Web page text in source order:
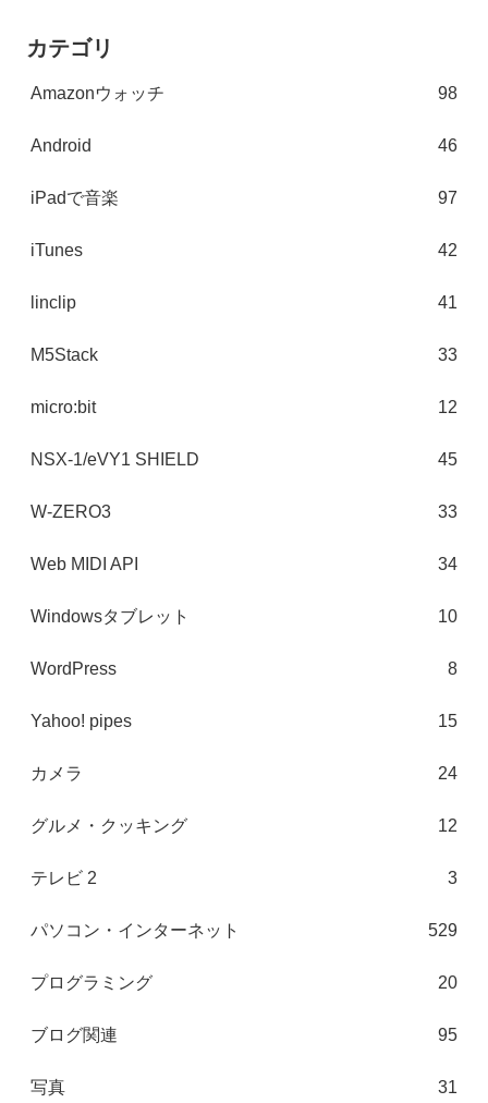
カテゴリ
Amazonウォッチ 98
Android 46
iPadで音楽 97
iTunes 42
linclip 41
M5Stack 33
micro:bit 12
NSX-1/eVY1 SHIELD 45
W-ZERO3 33
Web MIDI API 34
Windowsタブレット 10
WordPress 8
Yahoo! pipes 15
カメラ 24
グルメ・クッキング 12
テレビ 2 3
パソコン・インターネット 529
プログラミング 20
ブログ関連 95
写真 31